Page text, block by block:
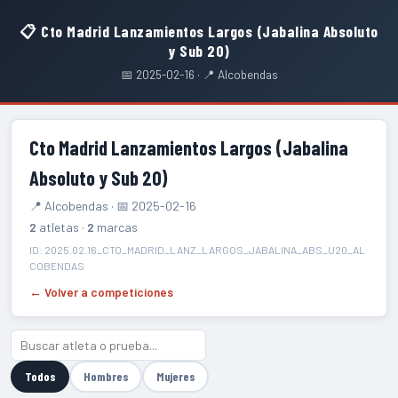
📋 Cto Madrid Lanzamientos Largos (Jabalina Absoluto
y Sub 20)
📅 2025-02-16 · 📍 Alcobendas
Cto Madrid Lanzamientos Largos (Jabalina
Absoluto y Sub 20)
📍 Alcobendas · 📅 2025-02-16
2 atletas · 2 marcas
ID: 2025.02.16_CTO_MADRID_LANZ_LARGOS_JABALINA_ABS_U20_AL
COBENDAS
← Volver a competiciones
Todos Hombres Mujeres